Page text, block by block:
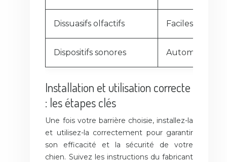
Dissuasifs olfactifs Faciles à
Dispositifs sonores
Installation et utilisation correcte
: les étapes clés
Une fois votre barrière choisie, installez-la
et utilisez-la correctement pour garantir
son efficacité et la sécurité de votre
chien. Suivez les instructions du fabricant